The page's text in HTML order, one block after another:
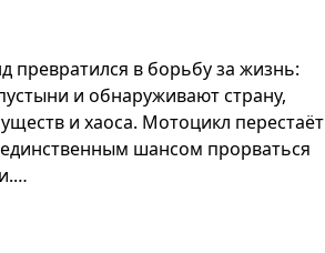
превратился в борьбу за жизнь:
и обнаруживают страну,
и хаоса. Мотоцикл перестаёт
шансом прорваться